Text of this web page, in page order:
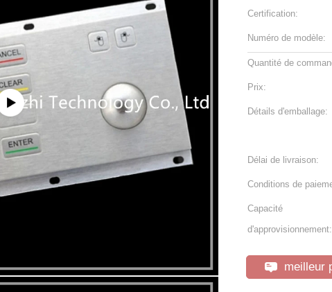
Certification:
Numéro de modèle:
Quantité de
Prix:
Détails d'emballage:
Délai de livraison:
Conditions de
Capacité
d'approvisionnement:
meilleur